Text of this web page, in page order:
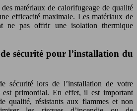
matériaux de calorifugeage de qualité
efficacité maximale. Les matériaux de
ne pas offrir une isolation thermique
sécurité pour l’installation du
sécurité lors de l’installation de votre
est primordial. En effet, il est important
qualité, résistants aux flammes et non